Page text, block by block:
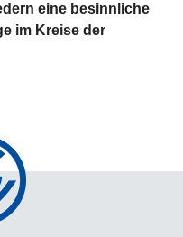
eine besinnliche
im Kreise der